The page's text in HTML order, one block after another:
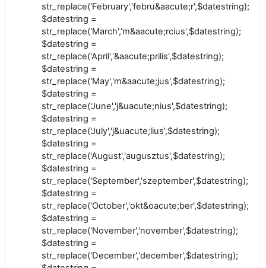
str_replace('February','febru&aacute;r',$datestring);
$datestring =
str_replace('March','m&aacute;rcius',$datestring);
$datestring =
str_replace('April','&aacute;prilis',$datestring);
$datestring =
str_replace('May','m&aacute;jus',$datestring);
$datestring =
str_replace('June','j&uacute;nius',$datestring);
$datestring =
str_replace('July','j&uacute;lius',$datestring);
$datestring =
str_replace('August','augusztus',$datestring);
$datestring =
str_replace('September','szeptember',$datestring);
$datestring =
str_replace('October','okt&oacute;ber',$datestring);
$datestring =
str_replace('November','november',$datestring);
$datestring =
str_replace('December','december',$datestring);